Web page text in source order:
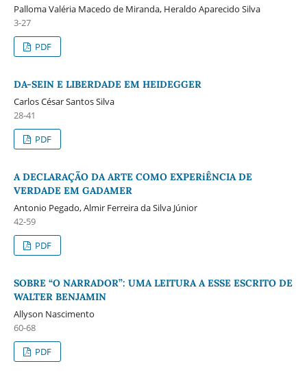
Palloma Valéria Macedo de Miranda, Heraldo Aparecido Silva
3-27
PDF
DA-SEIN E LIBERDADE EM HEIDEGGER
Carlos César Santos Silva
28-41
PDF
A DECLARAÇÃO DA ARTE COMO EXPERiÊNCIA DE
VERDADE EM GADAMER
Antonio Pegado, Almir Ferreira da Silva Júnior
42-59
PDF
SOBRE “O NARRADOR”: UMA LEITURA A ESSE ESCRITO DE
WALTER BENJAMIN
Allyson Nascimento
60-68
PDF